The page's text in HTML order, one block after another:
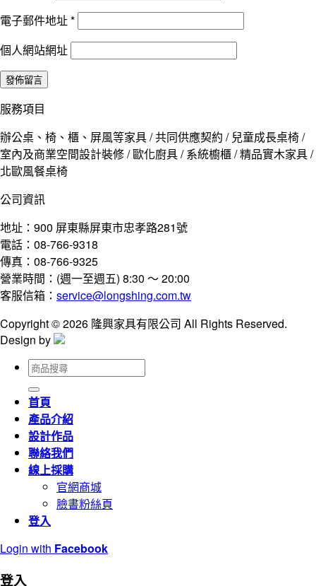
電子郵件地址*
個人網站網址
服務項目
辦公桌、椅、櫃、屏風等家具 / 共同供應契約 / 兒童成長桌椅 /
室內及商業空間設計裝修 / 歐化廚具 / 系統櫥櫃 / 精品實木家具 /
北歐風餐桌椅
公司資訊
地址：900 屏東縣屏東市忠孝路281號
電話：08-766-9318
傳真：08-766-9325
營業時間：(週一至週五) 8:30 ～ 20:00
客服信箱： service@longshing.com.tw
Copyright © 2026 隆興家具有限公司 All Rights Reserved.
Design by
搜
尋
關
鍵
字:
首頁
產品介紹
設計作品
聯絡我們
線上採購
官網商城
臉書粉絲頁
登入
Login with Facebook
登入